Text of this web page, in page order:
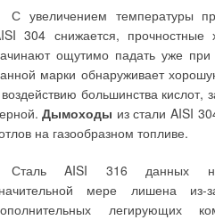
С увеличением температуры
304 снижается, прочностные
ощутимо падать уже
марки обнаруживает
воздействию большинства кислот,
Дымоходы из стали AISI
на газообразном топливе.
Сталь AISI 316 данных
мере лишена из-
легирующих
появились электронные счетчики с
Они допускают работу
в воду состоянии.
батареи может работать
условиях.
Определение утечек
—
которые очень трудно
могут привести к разрывам
утечек
дорогостоящего ремонта